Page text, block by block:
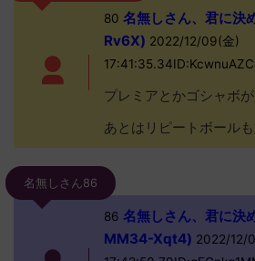
80 名無しさん、君に決
Rv6X) 2022/12/09(金)
プレミアとかゴシャボ
あとはリピートボール
名無しさん86
86 名無しさん、君に決
MM34-Xqt4) 2022/12/